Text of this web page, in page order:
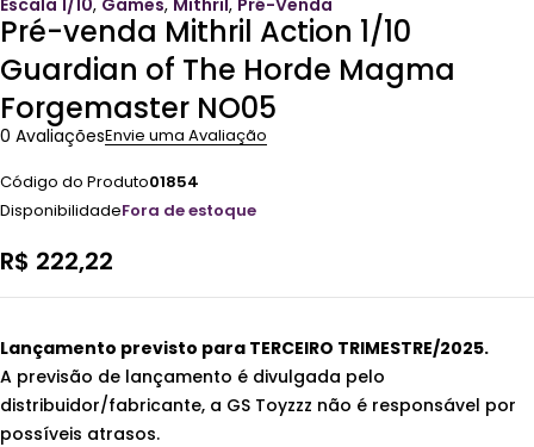
Pré-venda Mithril Action 1/10
Guardian of The Horde Magma
Forgemaster NO05
0 AvaliaçõesEnvie uma Avaliação
Código do Produto01854
DisponibilidadeFora de estoque
R$ 222,22
Lançamento previsto para TERCEIRO TRIMESTRE/2025.
A previsão de lançamento é divulgada pelo
distribuidor/fabricante, a GS Toyzzz não é responsável por
possíveis atrasos.